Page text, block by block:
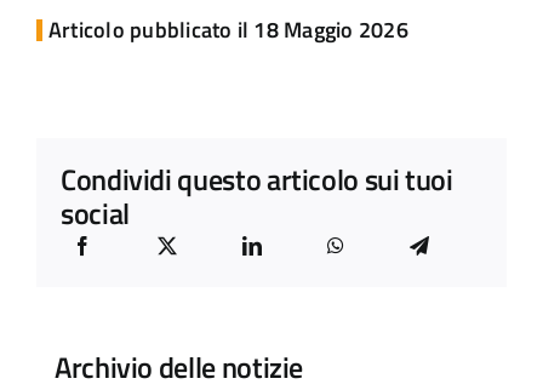
Articolo pubblicato il 18 Maggio 2026
Condividi questo articolo sui tuoi
social
Archivio delle notizie